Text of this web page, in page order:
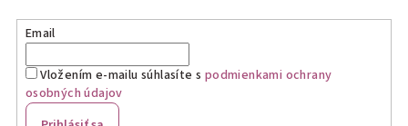
Email
Vložením e-mailu súhlasíte s podmienkami ochrany
osobných údajov